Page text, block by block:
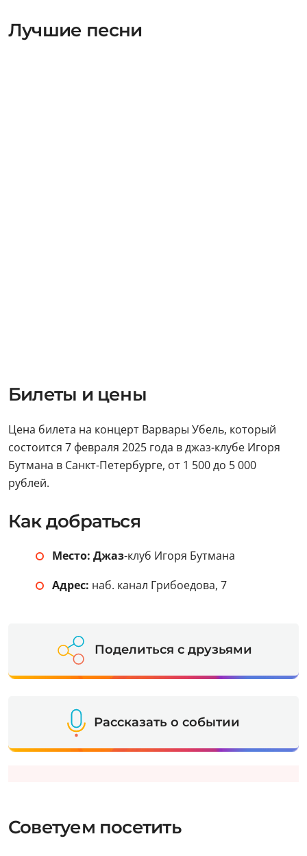
Лучшие песни
Билеты и цены
Цена билета на концерт Варвары Убель, который
состоится 7 февраля 2025 года в джаз-клубе Игоря
Бутмана в Санкт-Петербурге, от 1 500 до 5 000
рублей.
Как добраться
Место: Джаз-клуб Игоря Бутмана
Адрес: наб. канал Грибоедова, 7
Поделиться с друзьями
Рассказать о событии
Советуем посетить